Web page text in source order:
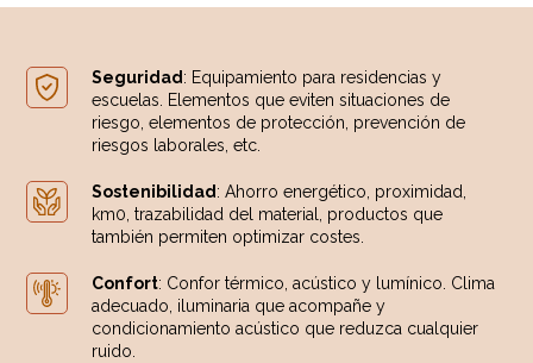
Seguridad: Equipamiento para residencias y
escuelas. Elementos que eviten situaciones de
riesgo, elementos de protección, prevención de
riesgos laborales, etc.
Sostenibilidad: Ahorro energético, proximidad,
km0, trazabilidad del material, productos que
también permiten optimizar costes.
Confort: Confor térmico, acústico y lumínico. Clima
adecuado, iluminaria que acompañe y
condicionamiento acústico que reduzca cualquier
ruido.